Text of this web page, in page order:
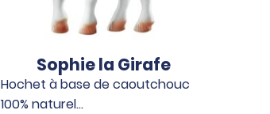
Sophie la Girafe
Hochet à base de caoutchouc
100% naturel…